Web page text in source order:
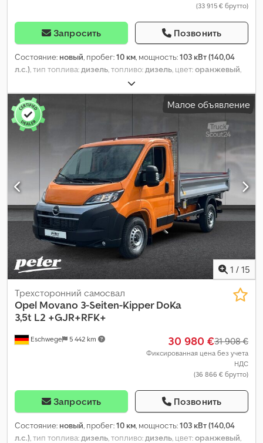
(33 915 € брутто)
Запросить Позвонить
Состояние: новый, пробег:10 км, мощность:103 кВт (140,04
л.с.), тип топлива:дизель, топливо:дизель, цвет:оранжевый,
, тип передачи:
выбросов:Евро 6, подвеска:сталь, количество мест:7, общая
длина:2 100 мм 2 430 мм , Оборудование:ABS,
бортовой компьютер, гидроусилитель руля, кондиционер,
круиз-контроль, парктроники, подушка безопасности,
прицепное устройство, противотуманные фары, сажевый
фильтр, система иммобилайзера, система контроля тяги,
центральный замок, электронная программа стабилизации
(ESP)
Малое объявление
1 / 15
Eschwege 5 442 km
Трехсторонний самосвал
Opel Movano 3-Seiten-Kipper DoKa
3,5t L2 +GJR+RFK+
30 980 €31 908 €
Фиксированная цена без учета
НДС
(36 866 € брутто)
Запросить Позвонить
Состояние: новый, пробег:10 км, мощность:103 кВт (140,04
л.с.), тип топлива:дизель, топливо:дизель, цвет:оранжевый,